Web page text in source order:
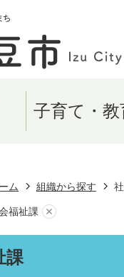
子育て・教
ム 組織から探す
福祉課
課